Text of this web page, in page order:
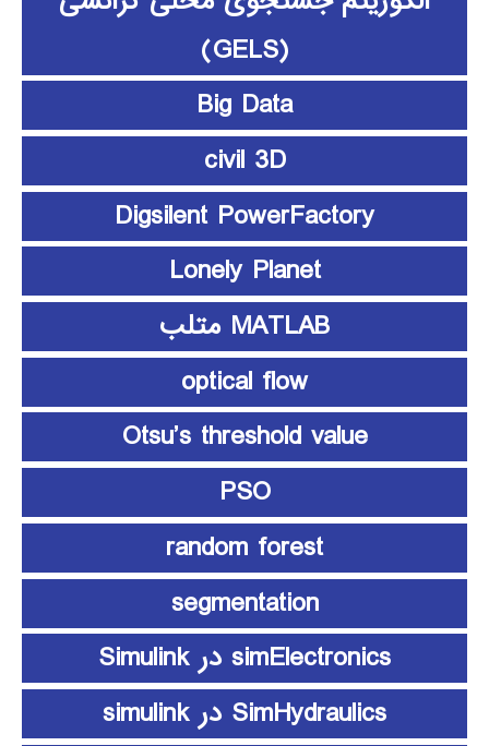
(GELS)
Big Data
civil 3D
Digsilent PowerFactory
Lonely Planet
MATLAB متلب
optical flow
Otsu’s threshold value
PSO
random forest
segmentation
simElectronics در Simulink
SimHydraulics در simulink